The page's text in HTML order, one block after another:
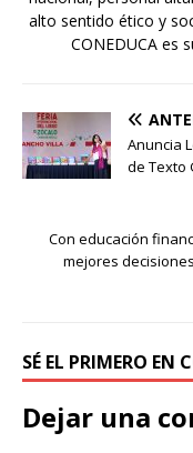
alto sentido ético y
CONEDUCA es
Anuncia
de Texto
Con educación
mejores
SÉ EL PRIMERO EN
Dejar una